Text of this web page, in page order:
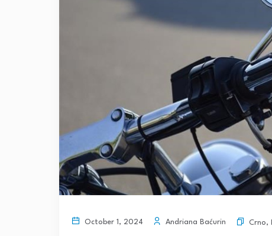
October 1, 2024 Andriana Baćurin Crno,